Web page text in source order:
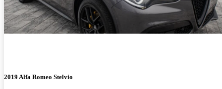
2019 Alfa Romeo Stelvio